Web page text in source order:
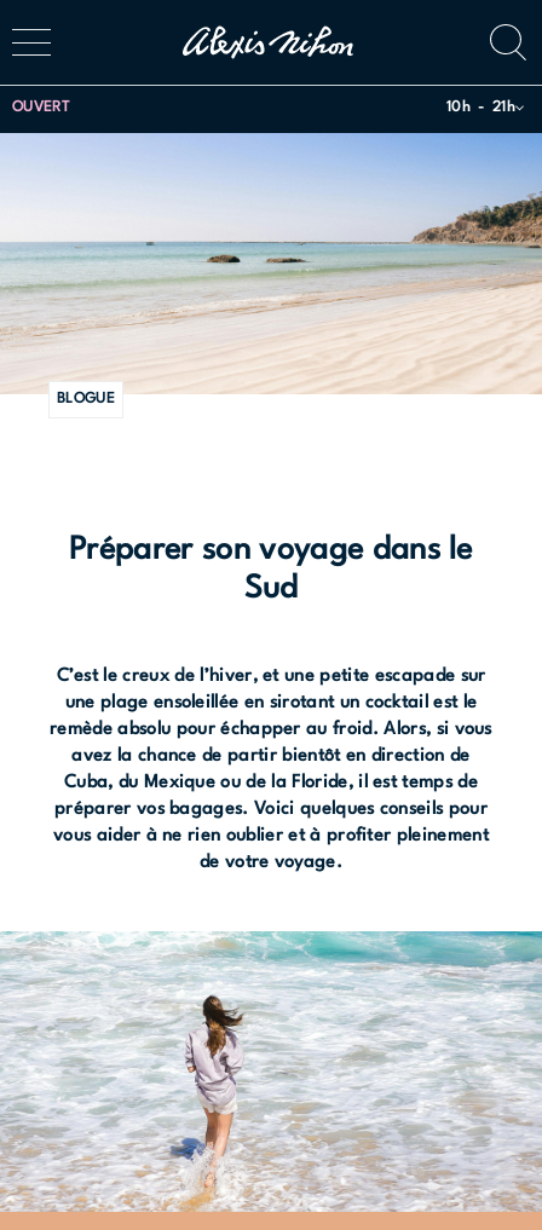
OUVERT 10h 21h
BLOGUE
Préparer son voyage dans le
Sud
C’est le creux de l’hiver, et une petite escapade sur
une plage ensoleillée en sirotant un cocktail est le
remède absolu pour échapper au froid. Alors, si vous
avez la chance de partir bientôt en direction de
Cuba, du Mexique ou de la Floride, il est temps de
préparer vos bagages. Voici quelques conseils pour
vous aider à ne rien oublier et à profiter pleinement
de votre voyage.